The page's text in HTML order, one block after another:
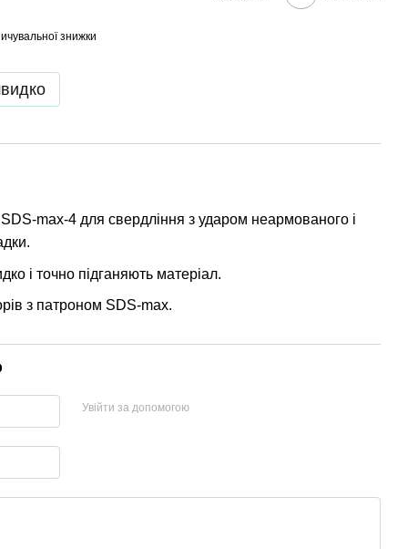
знижки
max-4 для свердління з ударом неармованого і
і точно підганяють матеріал.
з патроном SDS-max.
Увійти за допомогою